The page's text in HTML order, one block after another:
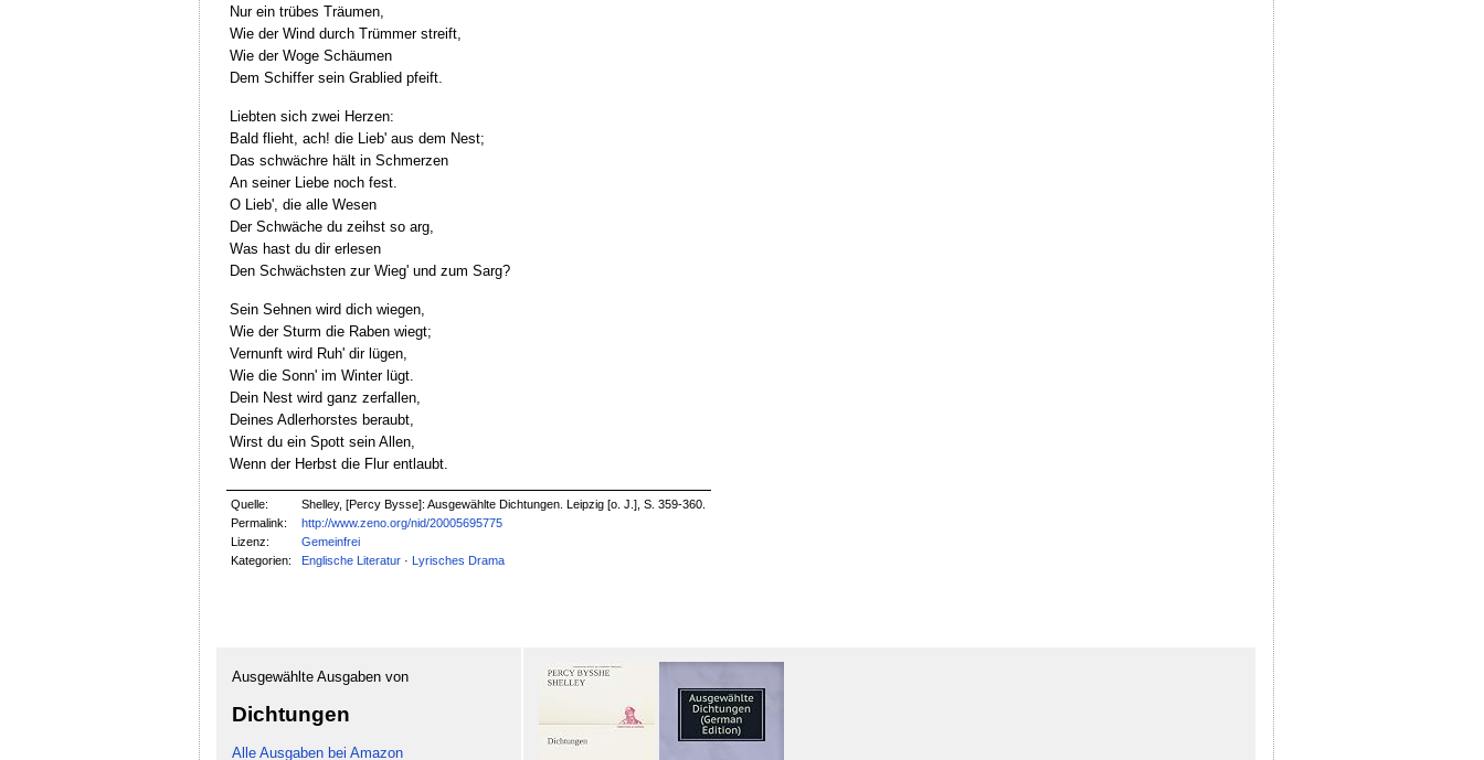
Nur ein trübes Träumen,
Wie der Wind durch Trümmer streift,
Wie der Woge Schäumen
Dem Schiffer sein Grablied pfeift.
Liebten sich zwei Herzen:
Bald flieht, ach! die Lieb' aus dem Nest;
Das schwächre hält in Schmerzen
An seiner Liebe noch fest.
O Lieb', die alle Wesen
Der Schwäche du zeihst so arg,
Was hast du dir erlesen
Den Schwächsten zur Wieg' und zum Sarg?
Sein Sehnen wird dich wiegen,
Wie der Sturm die Raben wiegt;
Vernunft wird Ruh' dir lügen,
Wie die Sonn' im Winter lügt.
Dein Nest wird ganz zerfallen,
Deines Adlerhorstes beraubt,
Wirst du ein Spott sein Allen,
Wenn der Herbst die Flur entlaubt.
Quelle:
Shelley, [Percy Bysse]: Ausgewählte Dichtungen. Leipzig [o. J.], S. 359-360.
Permalink:
http://www.zeno.org/nid/20005695775
Lizenz:
Gemeinfrei
Kategorien:
Englische Literatur · Lyrisches Drama
Ausgewählte Ausgaben von
Dichtungen
Alle Ausgaben bei Amazon